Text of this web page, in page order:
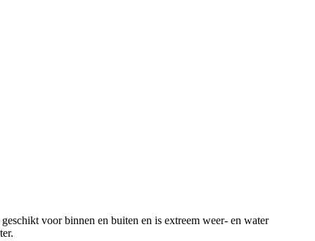
voor binnen en buiten en is extreem weer- en water